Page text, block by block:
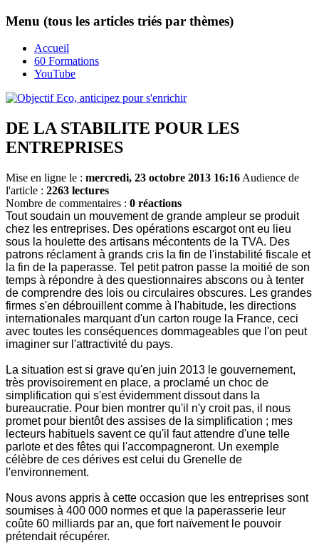
Menu (tous les articles triés par thèmes)
Accueil
60 Formations
YouTube
DE LA STABILITE POUR LES
ENTREPRISES
Mise en ligne le : mercredi, 23 octobre 2013 16:16 Audience de
l'article : 2263 lectures
Nombre de commentaires : 0 réactions
Tout soudain un mouvement de grande ampleur se produit
chez les entreprises. Des opérations escargot ont eu lieu
sous la houlette des artisans mécontents de la TVA. Des
patrons réclament à grands cris la fin de l'instabilité fiscale et
la fin de la paperasse. Tel petit patron passe la moitié de son
temps à répondre à des questionnaires abscons ou à tenter
de comprendre des lois ou circulaires obscures. Les grandes
firmes s'en débrouillent comme à l'habitude, les directions
internationales marquant d'un carton rouge la France, ceci
avec toutes les conséquences dommageables que l'on peut
imaginer sur l'attractivité du pays.
La situation est si grave qu'en juin 2013 le gouvernement,
très provisoirement en place, a proclamé un choc de
simplification qui s'est évidemment dissout dans la
bureaucratie. Pour bien montrer qu'il n'y croit pas, il nous
promet pour bientôt des assises de la simplification ; mes
lecteurs habituels savent ce qu'il faut attendre d'une telle
parlote et des fêtes qui l'accompagneront. Un exemple
célèbre de ces dérives est celui du Grenelle de
l'environnement.
Nous avons appris à cette occasion que les entreprises sont
soumises à 400 000 normes et que la paperasserie leur
coûte 60 milliards par an, que fort naïvement le pouvoir
prétendait récupérer.